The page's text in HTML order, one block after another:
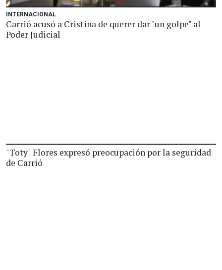
INTERNACIONAL
Carrió acusó a Cristina de querer dar "un golpe" al
Poder Judicial
"Toty" Flores expresó preocupación por la seguridad
de Carrió